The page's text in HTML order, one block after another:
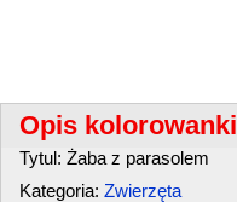
Opis kolorowanki
Tytul: Żaba z parasolem
Kategoria: Zwierzęta